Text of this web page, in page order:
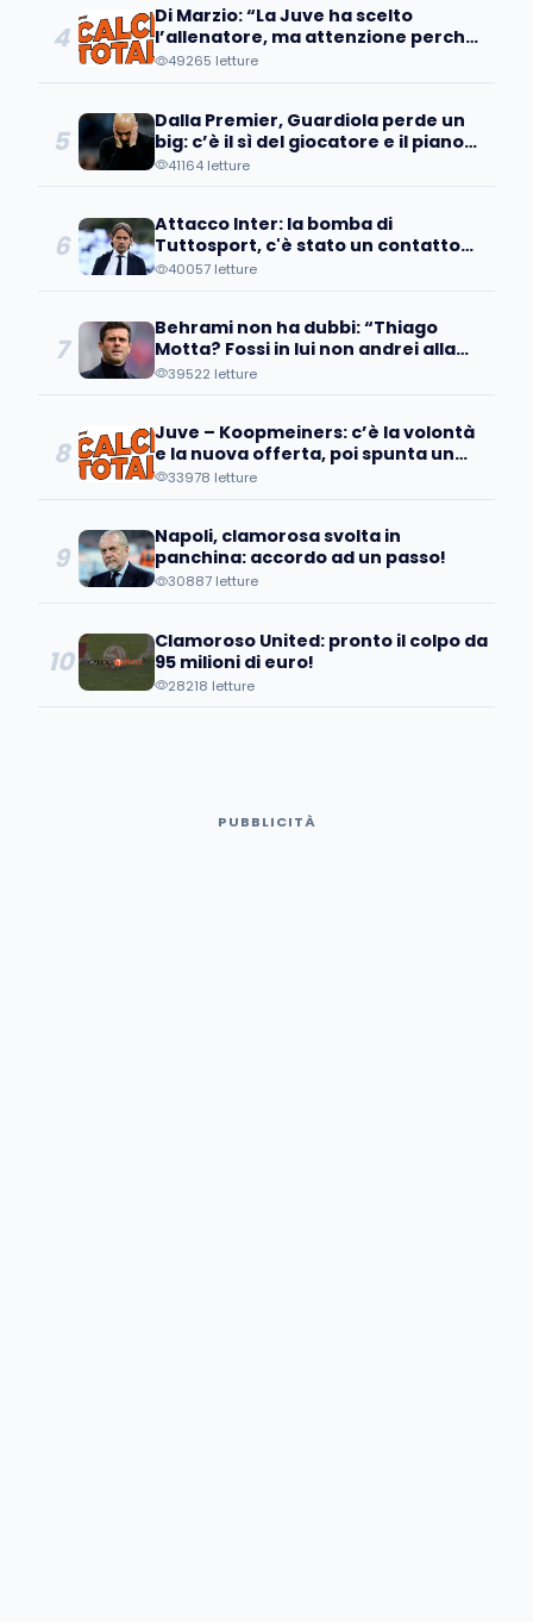
4
Di Marzio: “La Juve ha scelto
l’allenatore, ma attenzione perché
a Bologna sanno che...
49265 letture
5
Dalla Premier, Guardiola perde un
big: c’è il sì del giocatore e il piano
d’addio
41164 letture
6
Attacco Inter: la bomba di
Tuttosport, c'è stato un contatto
con un pupillo di Inzaghi!
40057 letture
7
Behrami non ha dubbi: “Thiago
Motta? Fossi in lui non andrei alla
Juve perché..."
39522 letture
8
Juve – Koopmeiners: c’è la volontà
e la nuova offerta, poi spunta un
patto tra…
33978 letture
9
Napoli, clamorosa svolta in
panchina: accordo ad un passo!
30887 letture
10
Clamoroso United: pronto il colpo da
95 milioni di euro!
28218 letture
PUBBLICITÀ